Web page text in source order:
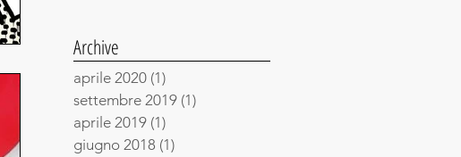
Archive
aprile 2020 (1)
settembre 2019 (1)
aprile 2019 (1)
giugno 2018 (1)